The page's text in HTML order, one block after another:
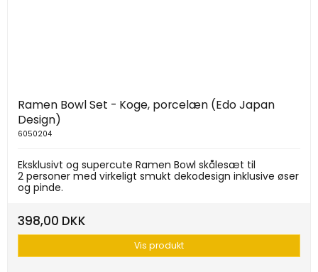
Ramen Bowl Set - Koge, porcelæn (Edo Japan
Design)
6050204
Eksklusivt og supercute Ramen Bowl skålesæt til
2 personer med virkeligt smukt dekodesign inklusive øser
og pinde.
398,00 DKK
Vis produkt